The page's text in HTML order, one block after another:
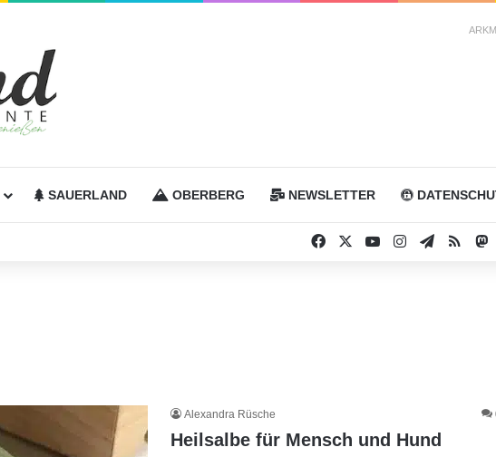
SAUERLAND OBERBERG NEWSLETTER
Facebook YouTubeInstagramTelegram
RSS
Alexandra Rüsche
Heilsalbe für Mensch und Hund